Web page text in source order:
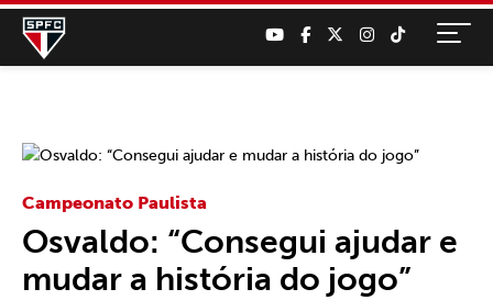
Campeonato Paulista
Osvaldo: “Consegui ajudar e
mudar a história do jogo”